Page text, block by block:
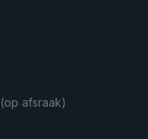
(op afsraak)